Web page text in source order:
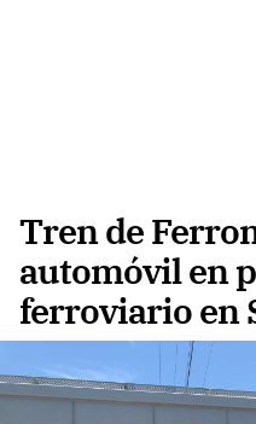
Tren de
automóvil en
ferroviario en